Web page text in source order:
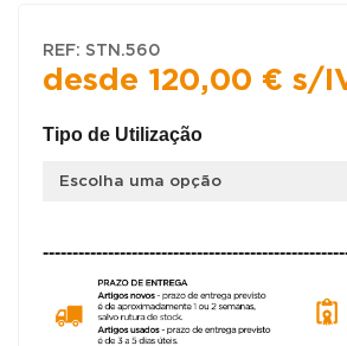
REF: STN.560
desde 120,00 € s/
Tipo de Utilização